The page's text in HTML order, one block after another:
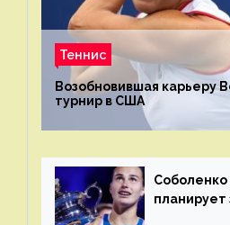
Теннис
Возобновившая карьеру
турнир в США
Соболенко
планирует